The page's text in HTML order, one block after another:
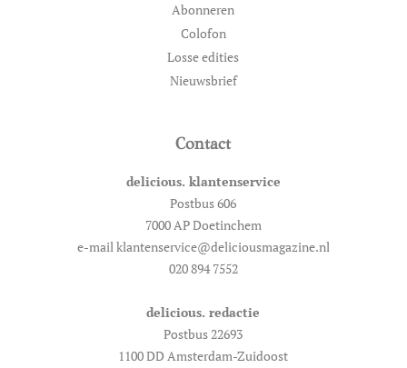
Abonneren
Colofon
Losse edities
Nieuwsbrief
Contact
delicious. klantenservice
Postbus 606
7000 AP Doetinchem
e-mail klantenservice@deliciousmagazine.nl
020 894 7552
delicious. redactie
Postbus 22693
1100 DD Amsterdam-Zuidoost